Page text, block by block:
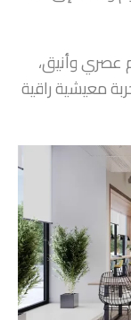
بتصميم عصري وأنيق،
معيشية راقية